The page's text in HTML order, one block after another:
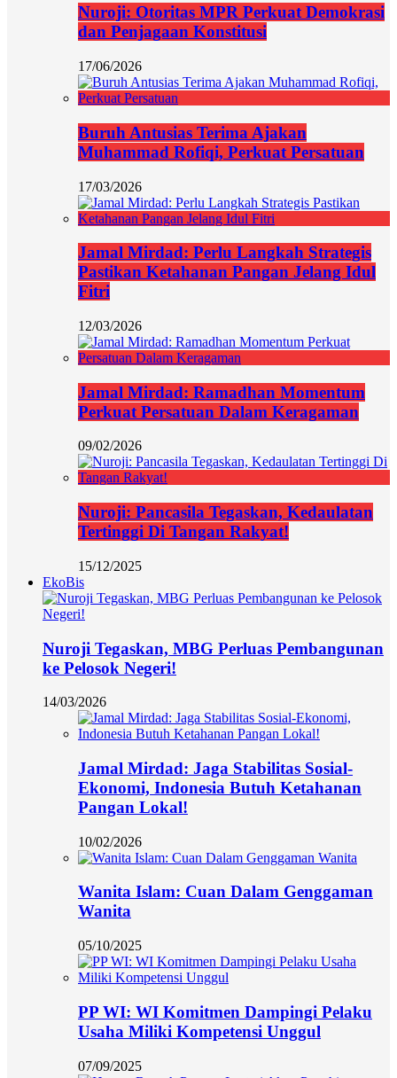
Nuroji: Otoritas MPR Perkuat Demokrasi
dan Penjagaan Konstitusi
17/06/2026
Buruh Antusias Terima Ajakan
Muhammad Rofiqi, Perkuat Persatuan
17/03/2026
Jamal Mirdad: Perlu Langkah Strategis
Pastikan Ketahanan Pangan Jelang Idul
Fitri
12/03/2026
Jamal Mirdad: Ramadhan Momentum
Perkuat Persatuan Dalam Keragaman
09/02/2026
Nuroji: Pancasila Tegaskan, Kedaulatan
Tertinggi Di Tangan Rakyat!
15/12/2025
EkoBis
Nuroji Tegaskan, MBG Perluas Pembangunan
ke Pelosok Negeri!
14/03/2026
Jamal Mirdad: Jaga Stabilitas Sosial-
Ekonomi, Indonesia Butuh Ketahanan
Pangan Lokal!
10/02/2026
Wanita Islam: Cuan Dalam Genggaman
Wanita
05/10/2025
PP WI: WI Komitmen Dampingi Pelaku
Usaha Miliki Kompetensi Unggul
07/09/2025